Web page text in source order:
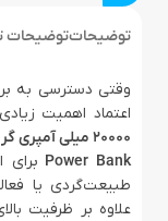
توضیحاتتوضیحات
وقتی دسترسی به
اعتماد اهمیت
Power Bank
طبیعت‌گردی یا
علاوه بر ظرفیت